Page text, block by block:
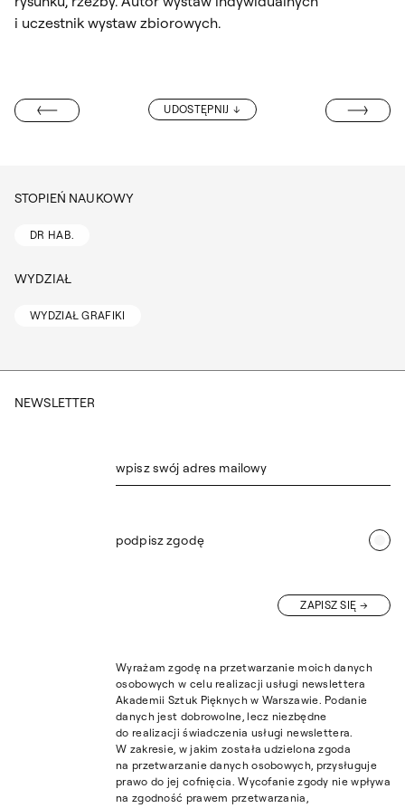
i uczestnik wystaw zbiorowych.
UDOSTĘPNIJ
UCZELNI
DR HAB.
STOPIEŃ NAUKOWY
DR HAB.
WYDZIAŁ
WYDZIAŁ GRAFIKI
NEWSLETTER
wpisz swój adres mailowy
podpisz zgodę
ZAPISZ SIĘ
Wyrażam zgodę na przetwarzanie moich danych
osobowych w celu realizacji usługi newslettera
Akademii Sztuk Pięknych w Warszawie. Podanie
danych jest dobrowolne, lecz niezbędne
do realizacji świadczenia usługi newslettera.
W zakresie, w jakim została udzielona zgoda
na przetwarzanie danych osobowych, przysługuje
prawo do jej cofnięcia. Wycofanie zgody nie wpływa
na zgodność prawem przetwarzania,